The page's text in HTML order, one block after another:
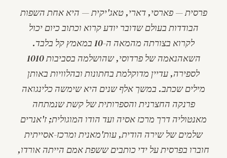
פרסית —פארסי,דארי,טאג'יקית— היא אחת השפות
הבודדות בעולם שדובר יודע קרוא וכתוב כיום יכול
לקרוא בצורתה מהמאה ה-10 במאמץ קל בלבד.
השאהנאמה
של פרדוסי, שהושלמה בסביבות 1010
לספירה, עדיין מדוקלמת בחתונות ובהלוויות באותן
מילים שכתב. במשך אלף שנים היא שימשה כלינגואה
פרנקה החצרנית והספרותית של קשת שנמתחה
מאנטוליה דרך מרכז אסיה ועד הודו המוגולית; ז'אנרים
שלמים של שירה הודית, עות'מאנית ומרכז-אסייתית
חוברו בפרסית על ידי כותבים ששפת אמם הייתה אורדו,